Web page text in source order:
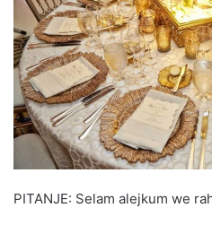
PITANJE: Selam alejkum we